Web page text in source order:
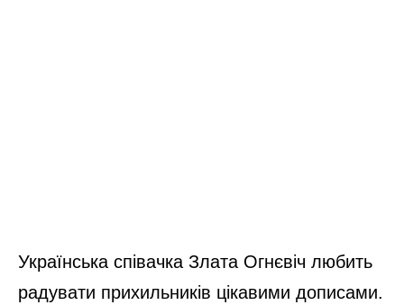
Українська співачка Злата Огнєвіч любить
радувати прихильників цікавими дописами.